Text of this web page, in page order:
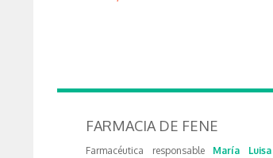
FARMACIA DE FENE
Farmacéutica responsable María Luisa